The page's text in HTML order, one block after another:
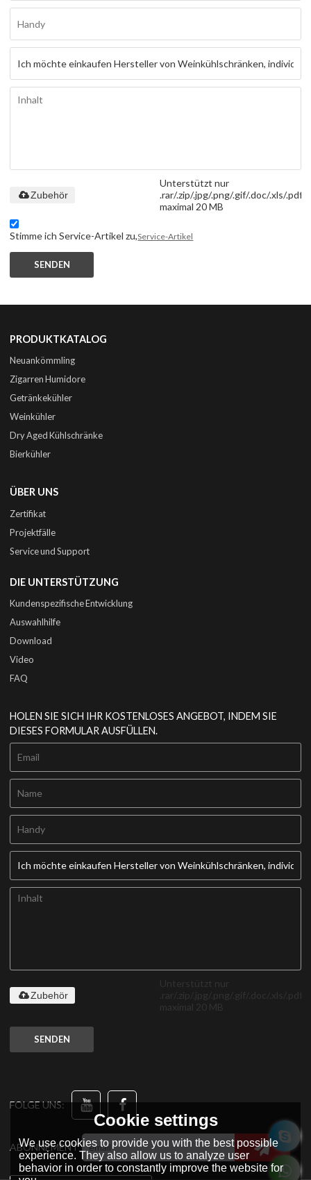
Unterstützt nur
.rar/.zip/.jpg/.png/.gif/.doc/.xls/.pdf,
maximal 20 MB
Zubehör
Stimme ich Service-Artikel zu,Service-Artikel
SENDEN
PRODUKTKATALOG
Neuankömmling
Zigarren Humidore
Getränkekühler
Weinkühler
Dry Aged Kühlschränke
Bierkühler
ÜBER UNS
Zertifikat
Projektfälle
Service und Support
DIE UNTERSTÜTZUNG
Kundenspezifische Entwicklung
Auswahlhilfe
Download
Video
FAQ
HOLEN SIE SICH IHR KOSTENLOSES ANGEBOT, INDEM SIE
DIESES FORMULAR AUSFÜLLEN.
Unterstützt nur
.rar/.zip/.jpg/.png/.gif/.doc/.xls/.pdf,
maximal 20 MB
Zubehör
SENDEN
FOLGE UNS:
ABONNEMENT
Cookie settings
We use cookies to provide you with the best possible
experience. They also allow us to analyze user
behavior in order to constantly improve the website for